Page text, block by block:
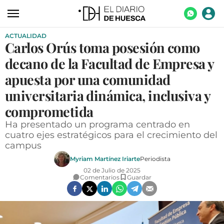
ACTUALIDAD
ECONOMÍA
TECNOLOGÍA
TURISMO
AGROALIMENTACIÓN
DEPORTES
CULTURA
ACTUALIDAD
Carlos Orús toma posesión como
decano de la Facultad de Empresa y
apuesta por una comunidad
universitaria dinámica, inclusiva y
comprometida
Ha presentado un programa centrado en
cuatro ejes estratégicos para el crecimiento del
campus
Myriam Martínez IriartePeriodista
02 de Julio de 2025
Comentarios
Guardar